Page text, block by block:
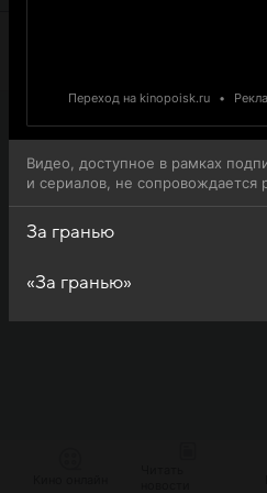
Переход на kinopoisk.ru •
Видео, доступное в рамках
и сериалов, не сопровождается
За гранью
«За гранью»